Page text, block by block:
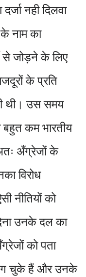
नही दिलवा
नाम का
से जोड़ने के लिए
के प्रति
थी। उस समय
बहुत कम भारतीय
अँग्रेजों के
विरोध
नीतियों को
उनके दल का
को पता
चुके हैं और उनके